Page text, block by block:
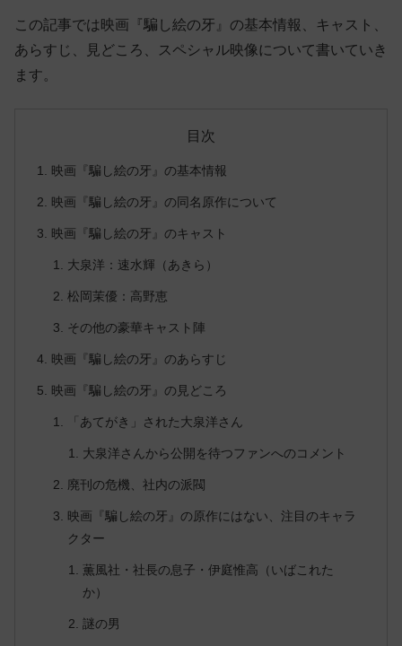
この記事では 映画『騙し絵の牙』の基本情報、キャスト、
あらすじ、見どころ、スペシャル映像について書いていき
ます。
目次
映画『騙し絵の牙』の基本情報
映画『騙し絵の牙』の同名原作について
映画『騙し絵の牙』のキャスト
大泉洋：速水輝（あきら）
松岡茉優：高野恵
その他の豪華キャスト陣
映画『騙し絵の牙』のあらすじ
映画『騙し絵の牙』の見どころ
「あてがき」された大泉洋さん
大泉洋さんから公開を待つファンへのコメント
廃刊の危機、社内の派閥
映画『騙し絵の牙』の原作にはない、注目のキャラ
クター
薫風社・社長の息子・伊庭惟高（いばこれた
か）
謎の男